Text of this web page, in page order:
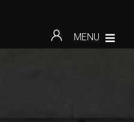
MENU